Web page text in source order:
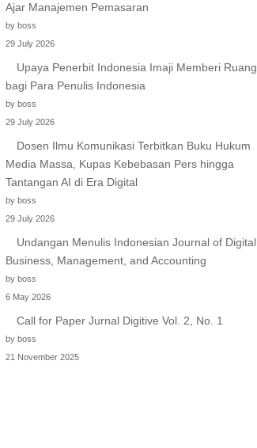
Ajar Manajemen Pemasaran
by boss
29 July 2026
Upaya Penerbit Indonesia Imaji Memberi Ruang
bagi Para Penulis Indonesia
by boss
29 July 2026
Dosen Ilmu Komunikasi Terbitkan Buku Hukum
Media Massa, Kupas Kebebasan Pers hingga
Tantangan AI di Era Digital
by boss
29 July 2026
Undangan Menulis Indonesian Journal of Digital
Business, Management, and Accounting
by boss
6 May 2026
Call for Paper Jurnal Digitive Vol. 2, No. 1
by boss
21 November 2025